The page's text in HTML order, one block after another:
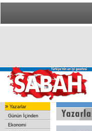
» Yazarlar
Günün İçinden
Ekonomi